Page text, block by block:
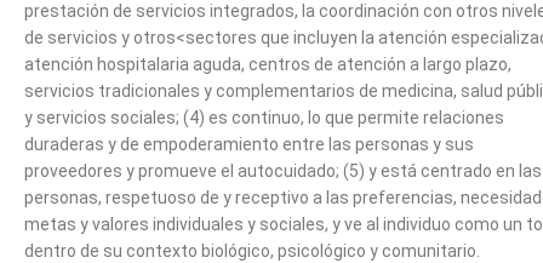
prestación de servicios integrados, la coordinación con otros
de servicios y otros<sectores que incluyen la atención
atención hospitalaria aguda, centros de atención a largo plazo,
servicios tradicionales y complementarios de medicina, salud
y servicios sociales; (4) es continuo, lo que permite relaciones
duraderas y de empoderamiento entre las personas y sus
proveedores y promueve el autocuidado; (5) y está centrado en las
personas, respetuoso de y receptivo a las preferencias,
metas y valores individuales y sociales, y ve al individuo como un
dentro de su contexto biológico, psicológico y comunitario.